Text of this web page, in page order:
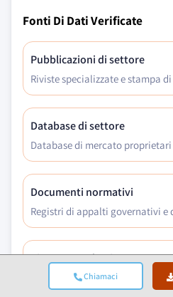
Chiamaci
Fonti Di Dati Verificate
Pubblicazioni di settore
Riviste specializzate e stampa
Database di settore
Database di mercato
Documenti normativi
Registri di appalti governativi e
Ricerca accademica
Studi universitari e rapporti di